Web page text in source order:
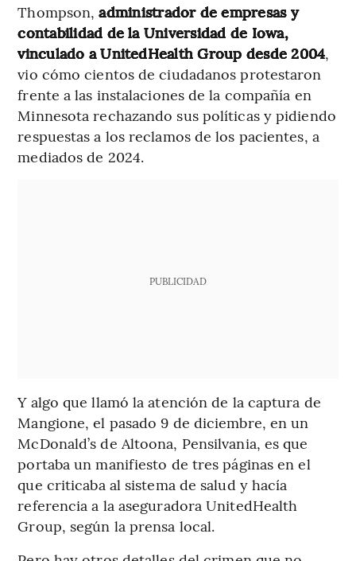
Thompson,administrador de empresas y
contabilidad de la Universidad de Iowa,
vinculado a UnitedHealth Group desde 2004,
vio cómo cientos de ciudadanos protestaron
frente a las instalaciones de la compañía en
Minnesota rechazando sus políticas y pidiendo
respuestas a los reclamos de los pacientes, a
mediados de 2024.
PUBLICIDAD
Y algo que llamó la atención de la captura de
Mangione, el pasado 9 de diciembre, en un
McDonald’s de Altoona, Pensilvania, es que
portaba un manifiesto de tres páginas en el
que criticaba al sistema de salud y hacía
referencia a la aseguradora UnitedHealth
Group, según la prensa local.